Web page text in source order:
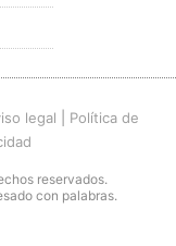
legal
Política de
reservados.
con palabras.